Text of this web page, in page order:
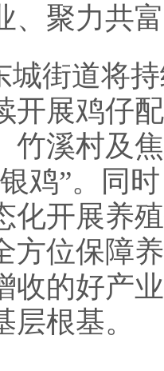
、聚力共
城街道将
开展鸡仔
竹溪村及
鸡”。同
化开展养
方位保障
收的好产
根基。